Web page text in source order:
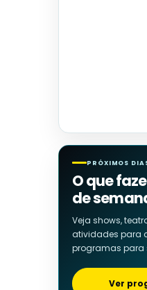
PRÓXIMOS
O que
de
Veja shows,
atividades para
programas para
Ver